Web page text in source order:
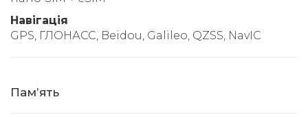
Навігація
GPS, ГЛОНАСС, Beidou, Galileo, QZSS, NavIC
Памʼять